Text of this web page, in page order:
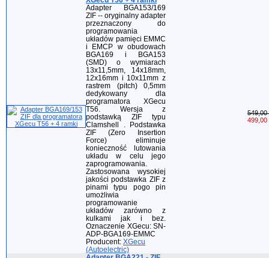
Adapter BGA153/169
ZIF -- oryginalny adapter
przeznaczony do
programowania
układów pamięci EMMC
i EMCP w obudowach
BGA169 i BGA153
(SMD) o wymiarach
13x11,5mm, 14x18mm,
12x16mm i 10x11mm z
rastrem (pitch) 0,5mm
dedykowany dla
programatora XGecu
T56. Wersja z
podstawką ZIF typu
Clamshell . Podstawka
ZIF (Zero Insertion
Force) eliminuje
konieczność lutowania
układu w celu jego
zaprogramowania.
Zastosowana wysokiej
jakości podstawka ZIF z
pinami typu pogo pin
umożliwia
programowanie
układów zarówno z
kulkami jak i bez.
Oznaczenie XGecu: SN-
ADP-BGA169-EMMC
Producent: XGecu
(Autoelectric)
549,00
499,00